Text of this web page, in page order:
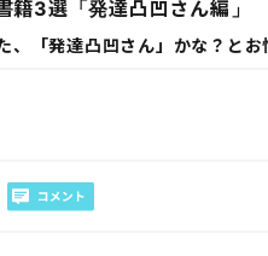
籍3選「発達凸凹さん編」
、「発達凸凹さん」かな？と